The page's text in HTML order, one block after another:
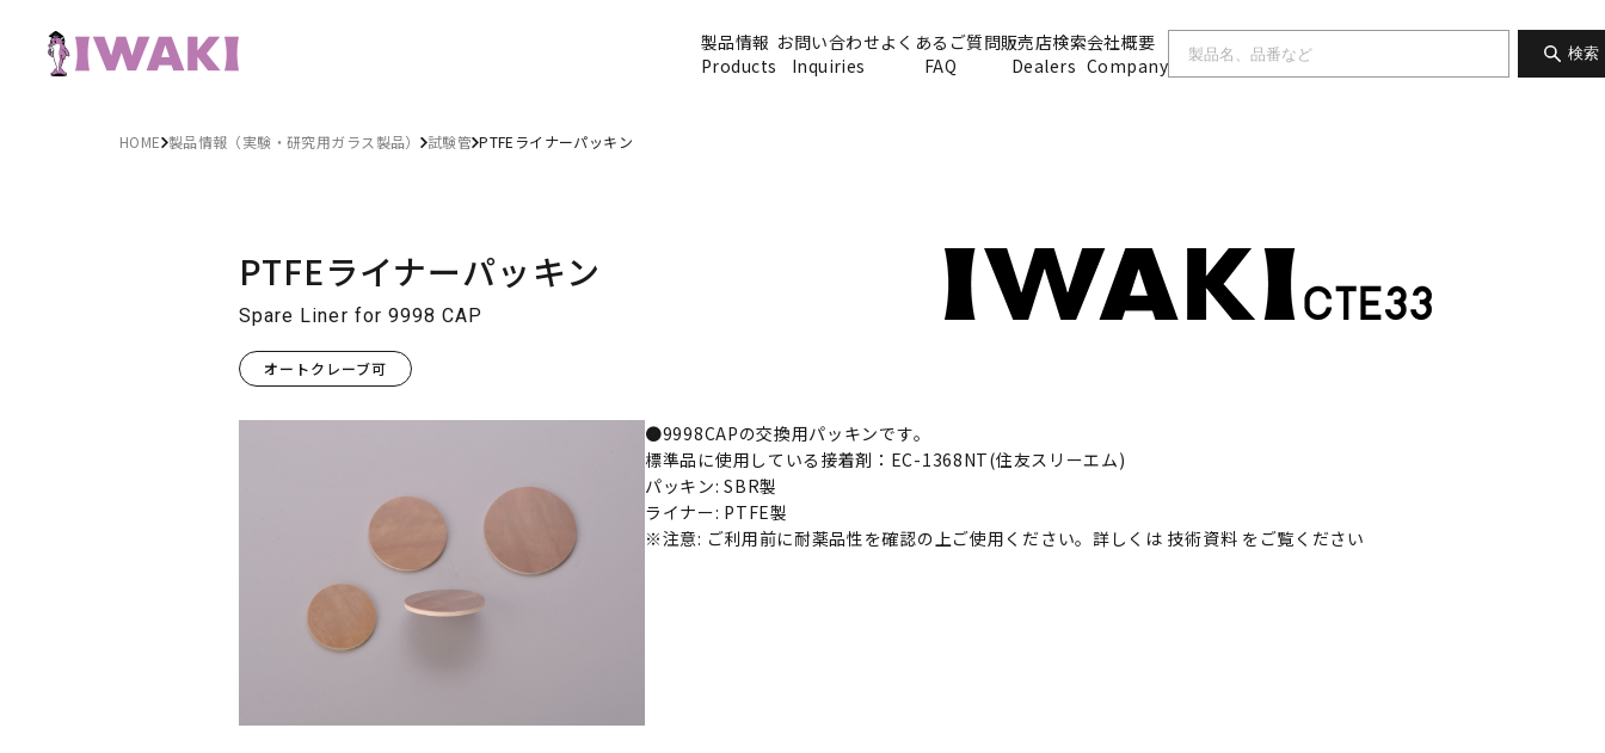
製品情報
Products
お問い合わせ
Inquiries
よくあるご質問
FAQ
販売店検索
Dealers
会社概要
Company
検索
HOME 製品情報（実験・研究用ガラス製品） 試験管 PTFEライナーパッキン
PTFEライナーパッキン
Spare Liner for 9998 CAP
オートクレーブ可
●9998CAPの交換用パッキンです。
標準品に使用している接着剤：EC-1368NT(住友スリーエム)
パッキン: SBR製
ライナー: PTFE製
※注意: ご利用前に耐薬品性を確認の上ご使用ください。詳しくは 技術資料 をご覧ください